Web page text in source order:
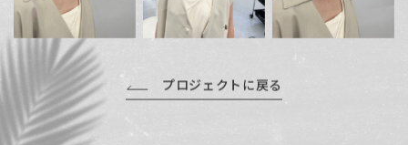
プロジェクトに戻る